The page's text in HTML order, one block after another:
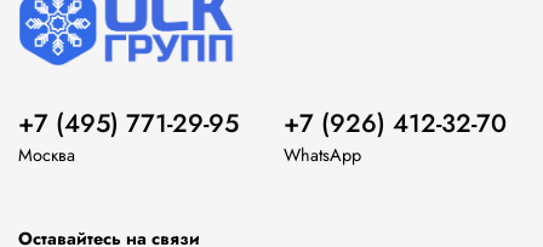
+7 (495) 771-29-95
Москва
+7 (926) 412-32-70
WhatsApp
Оставайтесь на связи